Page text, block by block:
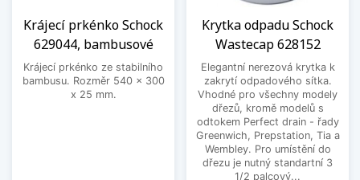
Krájecí prkénko Schock
629044, bambusové
Krájecí prkénko ze stabilního
bambusu. Rozměr 540 x 300
x 25 mm.
Krytka odpadu Schock
Wastecap 628152
Elegantní nerezová krytka k
zakrytí odpadového sítka.
Vhodné pro všechny modely
dřezů, kromě modelů s
odtokem Perfect drain - řady
Greenwich, Prepstation, Tia a
Wembley. Pro umístění do
dřezu je nutný standartní 3
1/2 palcový...